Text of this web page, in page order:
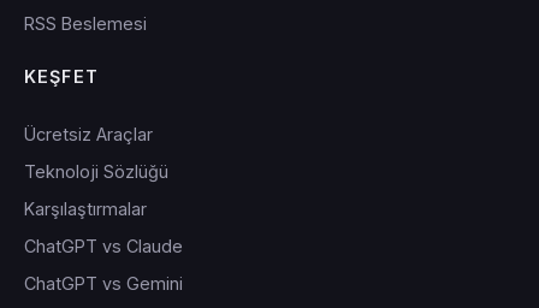
RSS Beslemesi
KEŞFET
Ücretsiz Araçlar
Teknoloji Sözlüğü
Karşılaştırmalar
ChatGPT vs Claude
ChatGPT vs Gemini